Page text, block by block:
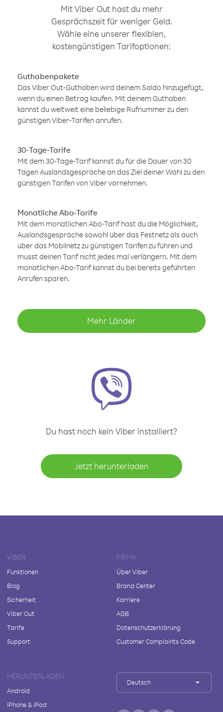
Mit Viber Out hast du mehr
Gesprächszeit für weniger Geld.
Wähle eine unserer flexiblen,
kostengünstigen Tarifoptionen:
Guthabenpakete
Das Viber Out-Guthaben wird deinem Saldo hinzugefügt,
wenn du einen Betrag kaufen. Mit deinem Guthaben
kannst du weltweit eine beliebige Rufnummer zu den
günstigen Viber-Tarifen anrufen.
30-Tage-Tarife
Mit dem 30-Tage-Tarif kannst du für die Dauer von 30
Tagen Auslandsgespräche an das Ziel deiner Wahl zu den
günstigen Tarifen von Viber vornehmen.
Monatliche Abo-Tarife
Mit dem monatlichen Abo-Tarif hast du die Möglichkeit,
Auslandsgespräche sowohl über das Festnetz als auch
über das Mobilnetz zu günstigen Tarifen zu führen und
musst deinen Tarif nicht jedes mal verlängern. Mit dem
monatlichen Abo-Tarif kannst du bei bereits geführten
Anrufen sparen.
Mehr Länder
Du hast noch kein Viber installiert?
Jetzt herunterladen
VIBER
Funktionen
Blog
Sicherheit
Viber Out
Tarife
Support
FIRMA
Über Viber
Brand Center
Karriere
AGB
Datenschutzerklärung
Customer Complaints Code
HERUNTERLADEN
Android
iPhone & iPad
Deutsch